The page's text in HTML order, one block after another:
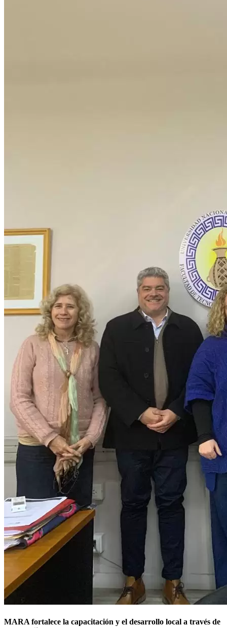
MARA fortalece la capacitación y el desarrollo local a través de